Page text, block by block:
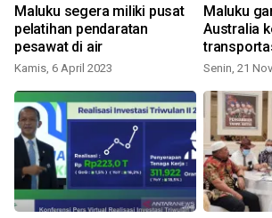
Maluku segera miliki pusat
pelatihan pendaratan
pesawat di air
Kamis, 6 April 2023
Maluku
Australia
dukung
Senin, 21